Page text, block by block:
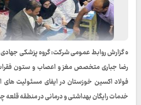
ه گزارش روابط عمومی شرکت: گروه پزشکی جهادی
رضا جباری متخصص مغز و اعصاب و ستون
فولاد اکسین خوزستان در ایفای مسئولیت های
خدمات رایگان بهداشتی و درمانی در منطقه قلعه